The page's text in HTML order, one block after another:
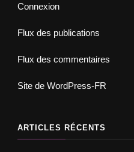
Connexion
Flux des publications
Flux des commentaires
Site de WordPress-FR
ARTICLES RÉCENTS